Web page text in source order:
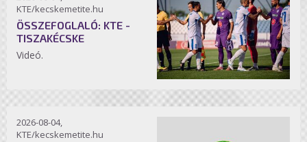
KTE/kecskemetite.hu
ÖSSZEFOGLALÓ: KTE -
TISZAKÉCSKE
Videó.
2026-08-04,
KTE/kecskemetite.hu